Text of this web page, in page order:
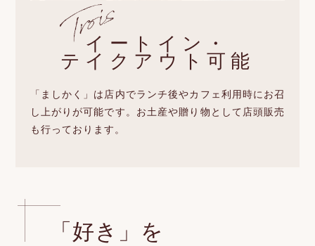
イートイン・
テイクアウト可能
「ましかく」は店内でランチ後やカフェ利用時にお召
し上がりが可能です。お土産や贈り物として店頭販売
も行っております。
「好き」を